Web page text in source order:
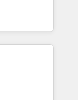
of
better and be
API y
IA. Con
liderado 100+
con SAP,
equipo
y portugués,
técnica para